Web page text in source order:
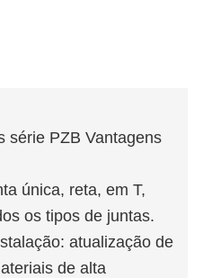
série PZB Vantagens
única, reta, em T,
os tipos de juntas.
atualização de
de alta